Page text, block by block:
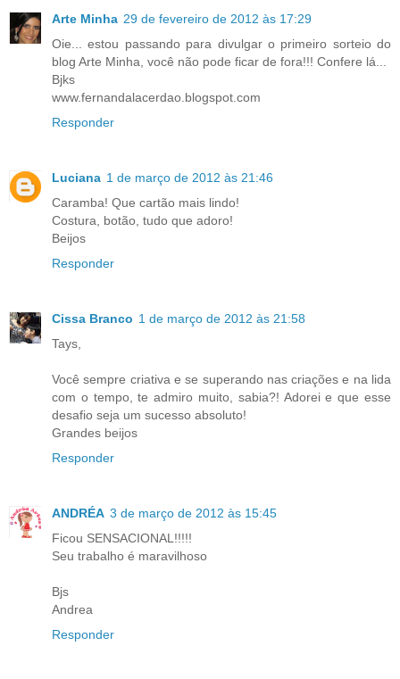
Arte Minha 29 de fevereiro de 2012 às 17:29
Oie... estou passando para divulgar o primeiro sorteio do
blog Arte Minha, você não pode ficar de fora!!! Confere lá...
Bjks
www.fernandalacerdao.blogspot.com
Responder
Luciana 1 de março de 2012 às 21:46
Caramba! Que cartão mais lindo!
Costura, botão, tudo que adoro!
Beijos
Responder
Cissa Branco 1 de março de 2012 às 21:58
Tays,
Você sempre criativa e se superando nas criações e na lida
com o tempo, te admiro muito, sabia?! Adorei e que esse
desafio seja um sucesso absoluto!
Grandes beijos
Responder
ANDRÉA 3 de março de 2012 às 15:45
Ficou SENSACIONAL!!!!!
Seu trabalho é maravilhoso
Bjs
Andrea
Responder